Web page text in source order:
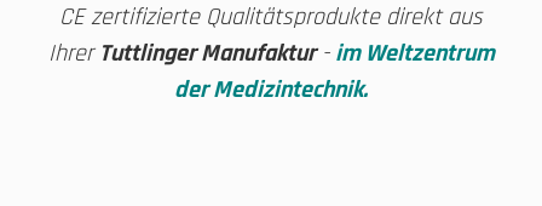
CE zertifizierte Qualitätsprodukte direkt aus
Ihrer Tuttlinger Manufaktur-im Weltzentrum
der Medizintechnik.